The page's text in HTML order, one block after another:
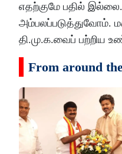
எதற்குமே பதில் இல்லை.
அம்பலப்படுத்துவோம்.
தி.மு.க.வைப் பற்றிய
From around